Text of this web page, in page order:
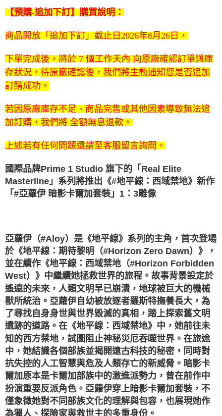
【預購-追加下訂】購買說明：
商品開放「追加下訂」截止日2026年8月26日，
下單完成後，將於 7 個工作天內 向原廠確認訂單與庫
存狀況， 待原廠確認後，我們將主動通知您是否追加
訂購成功。
若因原廠庫存不足、商品完售或其他因素導致無法追
加訂購，我們將 全額無息退款 。
上述若有任何問題還請至客服留言詢問。
國際品牌Prime 1 Studio 旗下的「Real Elite
Masterline」系列將推出《#地平線：西域禁地》新作
「#亞蘿伊 暗影卡爾加套裝」1：3雕像
亞蘿伊（#Aloy）是《地平線》系列的主角，首次登場
於《地平線：期待黎明（#Horizon Zero Dawn）》，
並在續作《地平線：西域禁地（#Horizon Forbidden
West）》中繼續她拯救世界的旅程。故事背景設定於
遙遠的未來，人類文明早已崩潰，地球被巨大的機械
獸所統治。亞蘿伊自幼被放逐者羅斯特撫養長大，為
了尋找自身身世與世界毀滅的真相，踏上探索舊文明
遺跡的道路。在《地平線：西域禁地》中，她前往未
知的西方禁地，試圖阻止神秘災厄吞噬世界。在旅途
中，她結識各個部族並揭開遠古科技的秘密，同時對
抗失控的人工智慧與危及人類存亡的新威脅。暗影卡
爾加原本是卡爾加部族中的激進派勢力，曾在前作中
扮演重要反派角色。亞蘿伊穿上暗影卡爾加套裝，不
僅象徵她對不同部族文化的理解與包容，也展現她作
為獵人、探險家與救世主的多重身份。